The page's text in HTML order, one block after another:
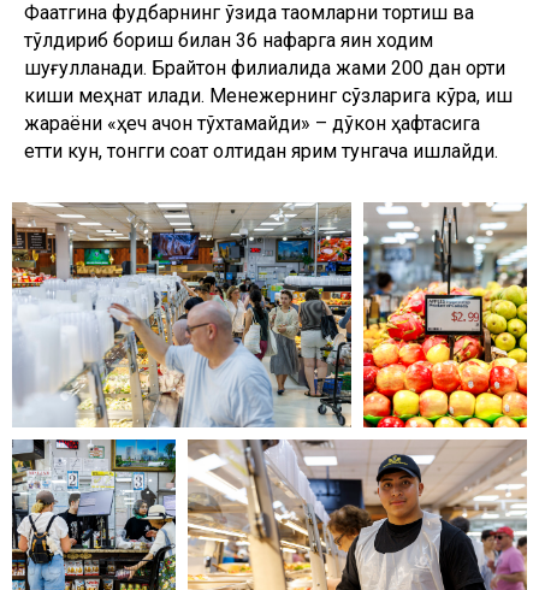
Фақатгина фудбарнинг ўзида таомларни тортиш ва
тўлдириб бориш билан 36 нафарга яқин ходим
шуғулланади. Брайтон филиалида жами 200 дан ортиқ
киши меҳнат қилади. Менежернинг сўзларига кўра, иш
жараёни «ҳеч қачон тўхтамайди» – дўкон ҳафтасига
етти кун, тонгги соат олтидан ярим тунгача ишлайди.